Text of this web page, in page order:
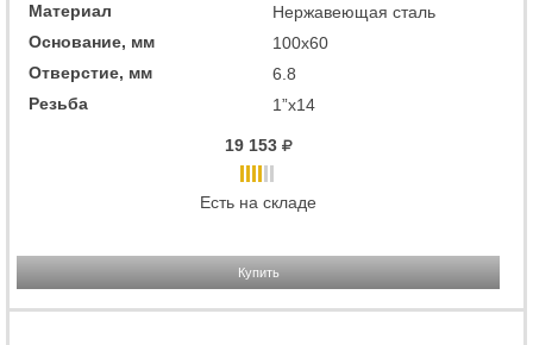
Материал
Нержавеющая сталь
Основание, мм
100x60
Отверстие, мм
6.8
Резьба
1”x14
19 153
Есть на складе
Купить